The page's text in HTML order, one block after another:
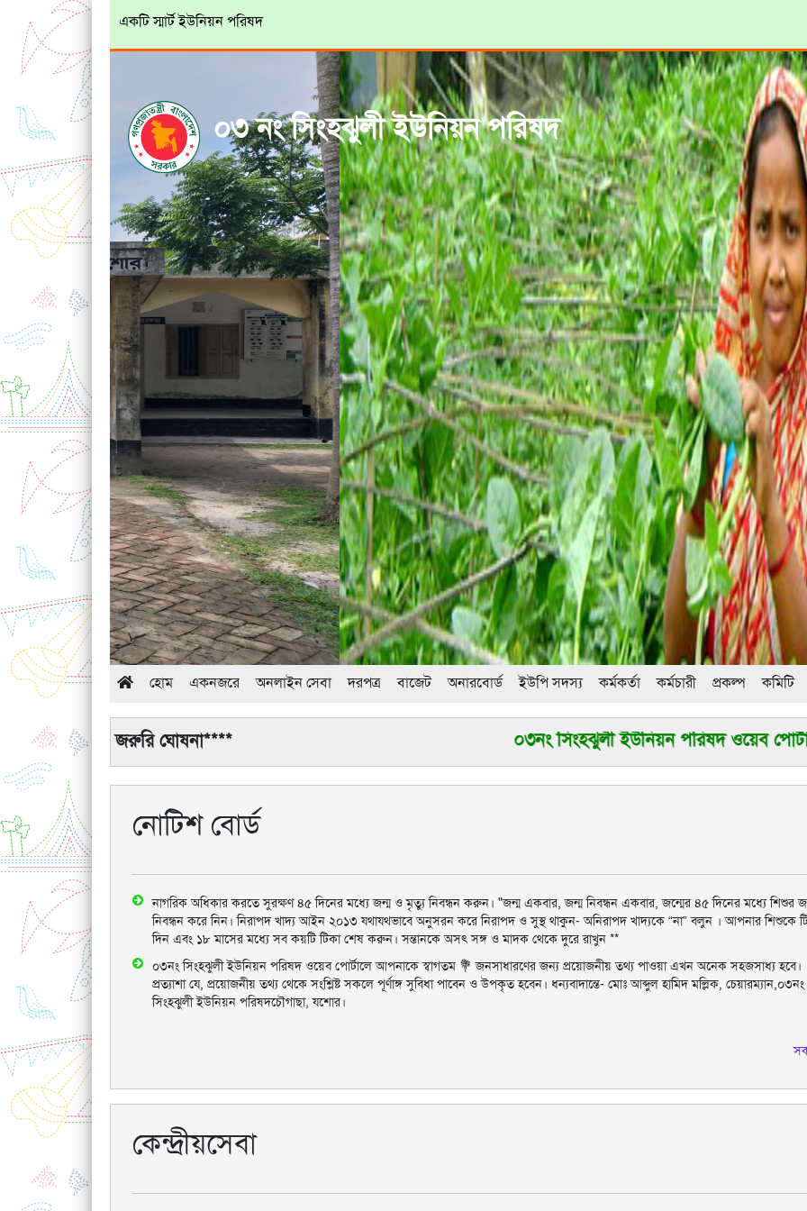
একটি স্মার্ট ইউনিয়ন পরিষদ
০৩ নং সিংহঝুলী ইউনিয়ন পরিষদ
হোম একনজরে অনলাইন সেবা দরপত্র বাজেট অনারবোর্ড ইউপি সদস্য কর্মকর্তা কর্মচারী প্রকল্প কমিটি
জরুরি ঘোষনা**** ০৩নং সিংহঝুলী ইউনিয়ন পরিষদ ওয়েব পোর্টালে
নোটিশ বোর্ড
নাগরিক অধিকার করতে সুরক্ষণ ৪৫ দিনের মধ্যে জন্ম ও মৃত্যু নিবন্ধন করুন। "জন্ম একবার, জন্ম নিবন্ধন একবার, জন্মের ৪৫ ‍দিনের মধ্যে শিশুর
নিবন্ধন করে নিন। নিরাপদ খাদ্য আইন ২০১৩ যথাযথভাবে অনুসরন করে নিরাপদ ও সুস্থ থাকুন- অনিরাপদ খাদ্যকে “না” বলুন । আপনার শিশুকে
দিন এবং ১৮ মাসের মধ্যে সব কয়টি টিকা শেষ করুন। সন্তানকে অসৎ সঙ্গ ও মাদক থেকে দুরে রাখুন **
০৩নং সিংহঝুলী ইউনিয়ন পরিষদ ওয়েব পোর্টালে আপনাকে স্বাগতম 💐 জনসাধারণের জন্য প্রয়োজনীয় তথ্য পাওয়া এখন অনেক সহজসাধ্য হবে।
প্রত্যাশা যে, প্রয়োজনীয় তথ্য থেকে সংশ্লিষ্ট সকলে পূর্ণাঙ্গ সুবিধা পাবেন ও উপকৃত হবেন। ধন্যবাদান্তে- মোঃ আব্দুল হামিদ মল্লিক, চেয়ারম্যান,০৩নং
সিংহঝুলী ইউনিয়ন পরিষদচৌগাছা, যশোর।
কেন্দ্রীয়সেবা